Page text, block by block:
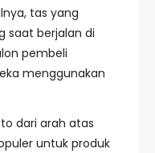
tas yang
saat berjalan di
pembeli
menggunakan
dari arah atas
untuk produk